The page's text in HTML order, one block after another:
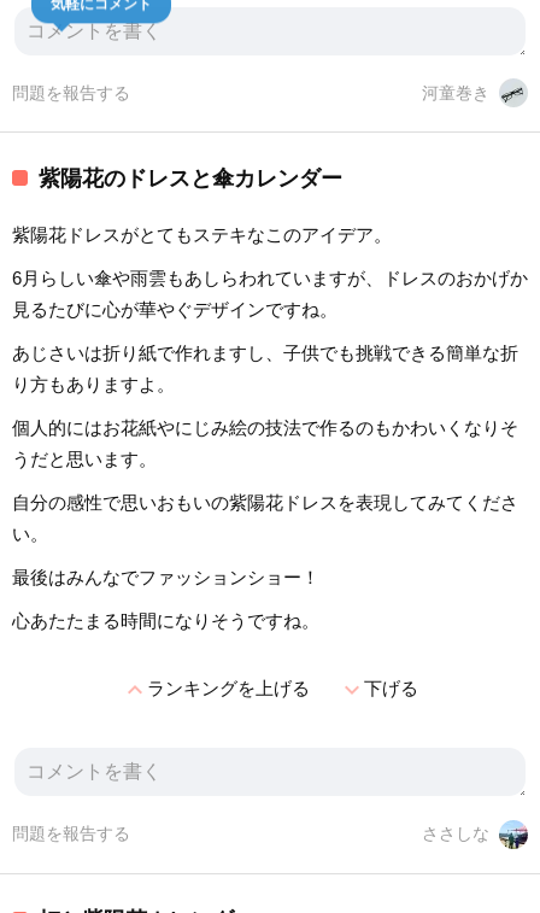
河童巻き
問題を報告する
紫陽花のドレスと傘カレンダー
紫陽花ドレスがとてもステキなこのアイデア。
6月らしい傘や雨雲もあしらわれていますが、ドレスのおかげか
見るたびに心が華やぐデザインですね。
あじさいは折り紙で作れますし、子供でも挑戦できる簡単な折
り方もありますよ。
個人的にはお花紙やにじみ絵の技法で作るのもかわいくなりそ
うだと思います。
自分の感性で思いおもいの紫陽花ドレスを表現してみてくださ
い。
最後はみんなでファッションショー！
心あたたまる時間になりそうですね。
expand_lessランキングを上げる expand_more下げる
ささしな
問題を報告する